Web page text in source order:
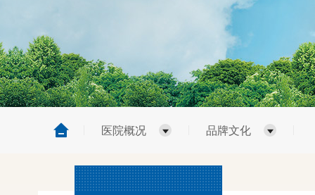
医院概况 品牌文化